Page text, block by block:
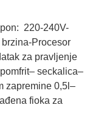
220-240V-
Procesor
za pravljenje
seckalica–
zapremine 0,5l–
fioka za